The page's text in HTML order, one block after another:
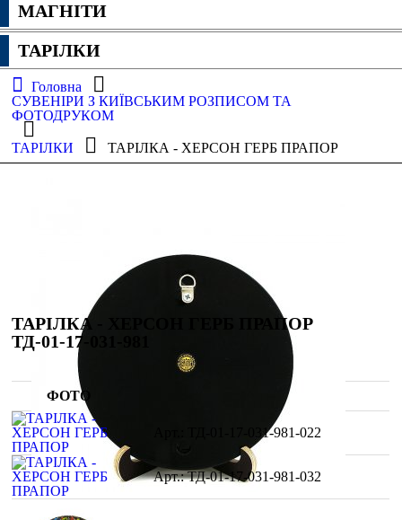
МАГНІТИ
ТАРІЛКИ
Головна
СУВЕНІРИ З КИЇВСЬКИМ РОЗПИСОМ ТА
ФОТОДРУКОМ
ТАРІЛКИ ТАРІЛКА - ХЕРСОН ГЕРБ ПРАПОР
ТАРІЛКА - ХЕРСОН ГЕРБ ПРАПОР
ТД-01-17-031-981
ФОТО
ТД-01-17-031-981-022
ТД-01-17-031-981-032